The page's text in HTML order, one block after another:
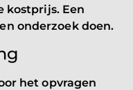
kostprijs. Een
onderzoek doen.
het opvragen